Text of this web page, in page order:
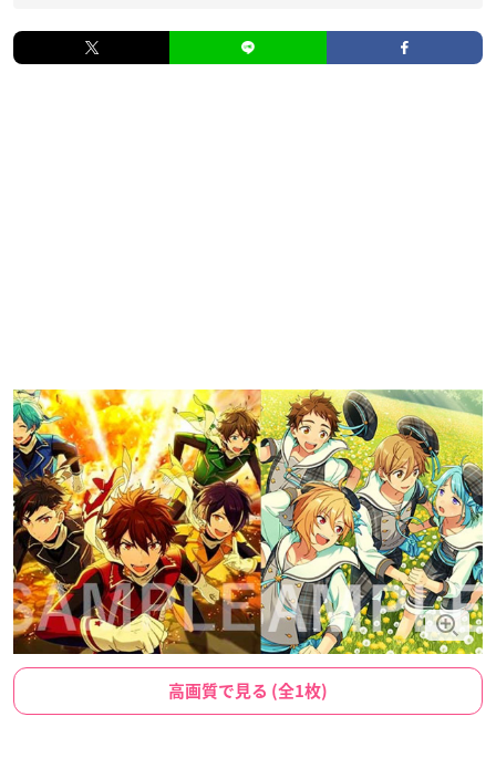
高画質で見る (全1枚)